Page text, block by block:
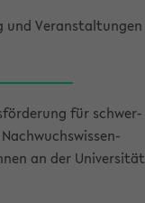
und Ver­an­stal­tun­gen
für schwer­
an der Uni­ver­si­tät